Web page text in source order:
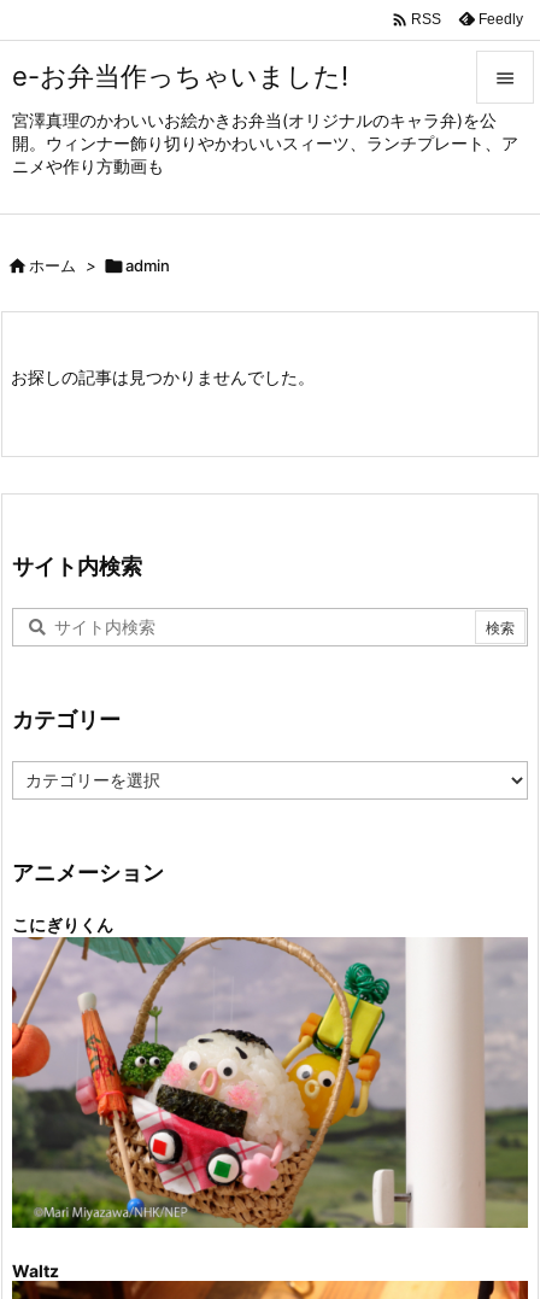
e-お弁当作っちゃいました!
宮澤真理のかわいいお絵かきお弁当(オリジナルのキャラ弁)を公
開。ウィンナー飾り切りやかわいいスィーツ、ランチプレート、ア
ニメや作り方動画も


メニュ
サイド

 RSS Feedly
ホーム > admin
お探しの記事は見つかりませんでした。
サイト内検索
カテゴリー
テ
ー
アニメーション
こにぎりくん
Waltz